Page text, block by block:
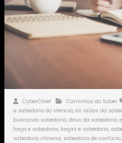
CyberChief Caminhos do Saber
a sabedoria do silencio, as raízes da
buscando sabedoria, deus da sabedoria,
força e sabedoria, forças e sabedoria,
sabedoria chinesa, sabedoria de confúcio,